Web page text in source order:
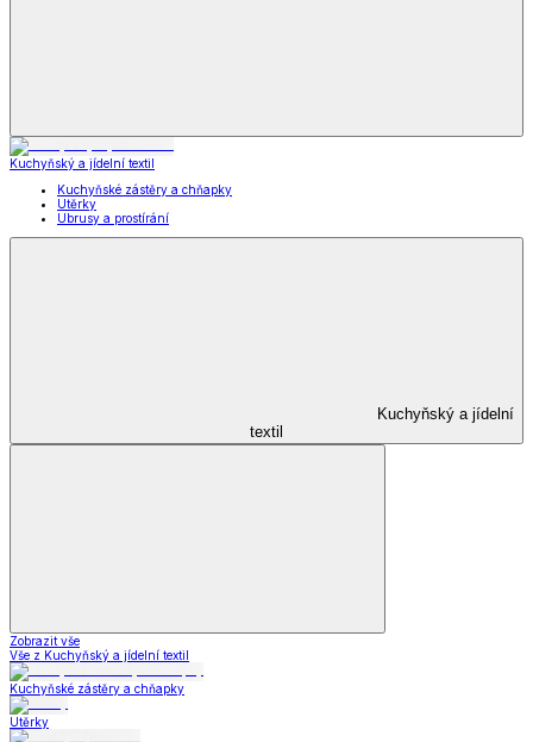
Kuchyňský a jídelní textil
Kuchyňské zástěry a chňapky
Utěrky
Ubrusy a prostírání
Kuchyňský a jídelní
textil
Zobrazit vše
Vše z Kuchyňský a jídelní textil
Kuchyňské zástěry a chňapky
Utěrky